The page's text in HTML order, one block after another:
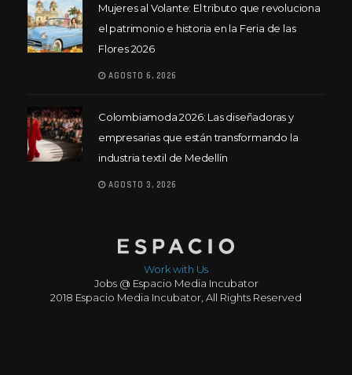
Mujeres al Volante: El tributo que revoluciona
el patrimonio e historia en la Feria de las
Flores 2026
AGOSTO 6, 2026
Colombiamoda 2026: Las diseñadoras y
empresarias que están transformando la
industria textil de Medellín
AGOSTO 3, 2026
Work with Us
Jobs @ Espacio Media Incubator
2018 Espacio Media Incubator, All Rights Reserved